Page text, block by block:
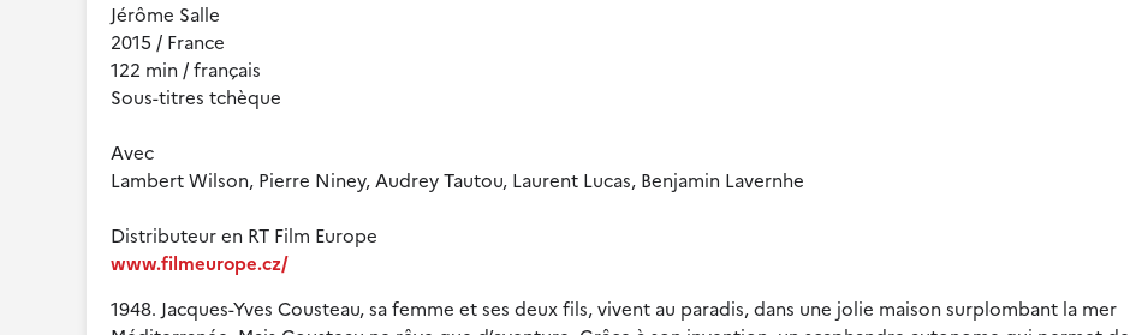
Jérôme Salle
2015 / France
122 min / français
Sous-titres tchèque
Avec
Lambert Wilson, Pierre Niney, Audrey Tautou, Laurent Lucas, Benjamin Lavernhe
Distributeur en RT Film Europe
www.filmeurope.cz/
1948. Jacques-Yves Cousteau, sa femme et ses deux fils, vivent au paradis, dans une jolie maison surplombant la mer